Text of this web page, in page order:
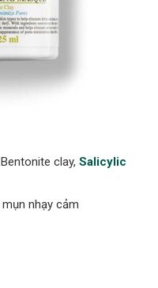
clay,Salicylic
nhạy cảm